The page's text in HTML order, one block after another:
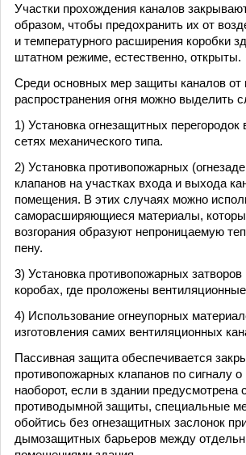
Участки прохождения каналов
образом, чтобы предохранить их от
и температурного расширения коробки
штатном режиме, естественно, открыты.
Среди основных мер защиты каналов от
распространения огня можно выделить
1) Установка огнезащитных
сетях механического типа.
2) Установка противопожарных
клапанов на участках входа и выхода
помещения. В этих случаях можно
саморасширяющиеся материалы,
возгорания образуют непроницаемую
пену.
3) Установка противопожарных затворов
коробах, где проложены
4) Использование огнеупорных
изготовления самих вентиляционных
Пассивная защита обеспечивается
противопожарных клапанов по сигналу о
наоборот, если в здании предусмотрена
противодымной защиты, специальные
обойтись без огнезащитных заслонок
дымозащитных барьеров между